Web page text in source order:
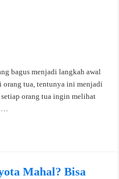
bagus menjadi langkah awal
orang tua, tentunya ini menjadi
orang tua ingin melihat
…
Mahal? Bisa